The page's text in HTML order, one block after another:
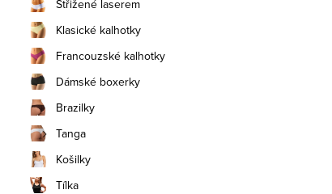
p
a
n
e
l
Střižené laserem
Klasické kalhotky
Francouzské kalhotky
Dámské boxerky
Brazilky
Tanga
Košilky
Tílka